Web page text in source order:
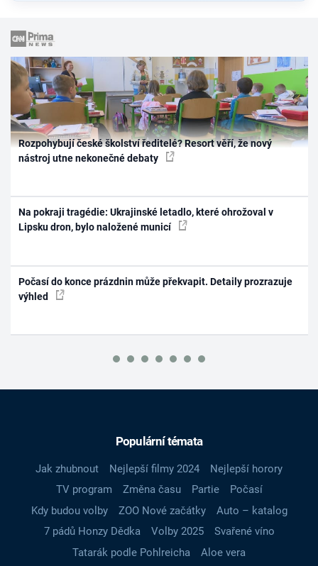
Rozpohybují české školství ředitelé? Resort věří, že nový
nástroj utne nekonečné debaty
Na pokraji tragédie: Ukrajinské letadlo, které ohrožoval v
Lipsku dron, bylo naložené municí
Počasí do konce prázdnin může překvapit. Detaily prozrazuje
výhled
Populární témata
Jak zhubnout Nejlepší filmy 2024
Nejlepší horory
TV program
Změna času Partie
Počasí
Kdy budou volby
ZOO Nové začátky
Auto – katalog
7 pádů Honzy Dědka
Volby 2025
Svařené víno
Tatarák podle Pohlreicha
Aloe vera